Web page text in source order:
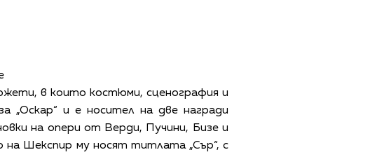
в които костюми, сценография и
„Оскар“ и е носител на две награди
на опери от Верди, Пучини, Бизе и
Шекспир му носят титлата „Сър“, с